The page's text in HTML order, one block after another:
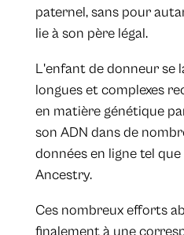
paternel, sans pour
lie à son père légal.
L'enfant de donneur se
longues et complexes
en matière génétique
son ADN dans de
données en ligne tel
Ancestry.
Ces nombreux efforts
finalement à une